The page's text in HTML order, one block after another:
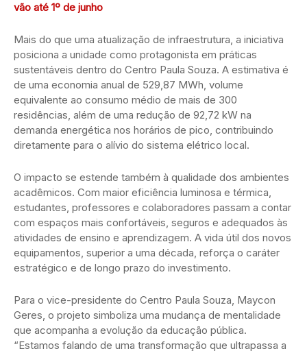
vão até 1º de junho
Mais do que uma atualização de infraestrutura, a iniciativa
posiciona a unidade como protagonista em práticas
sustentáveis dentro do Centro Paula Souza. A estimativa é
de uma economia anual de 529,87 MWh, volume
equivalente ao consumo médio de mais de 300
residências, além de uma redução de 92,72 kW na
demanda energética nos horários de pico, contribuindo
diretamente para o alívio do sistema elétrico local.
O impacto se estende também à qualidade dos ambientes
acadêmicos. Com maior eficiência luminosa e térmica,
estudantes, professores e colaboradores passam a contar
com espaços mais confortáveis, seguros e adequados às
atividades de ensino e aprendizagem. A vida útil dos novos
equipamentos, superior a uma década, reforça o caráter
estratégico e de longo prazo do investimento.
Para o vice-presidente do Centro Paula Souza, Maycon
Geres, o projeto simboliza uma mudança de mentalidade
que acompanha a evolução da educação pública.
“Estamos falando de uma transformação que ultrapassa a